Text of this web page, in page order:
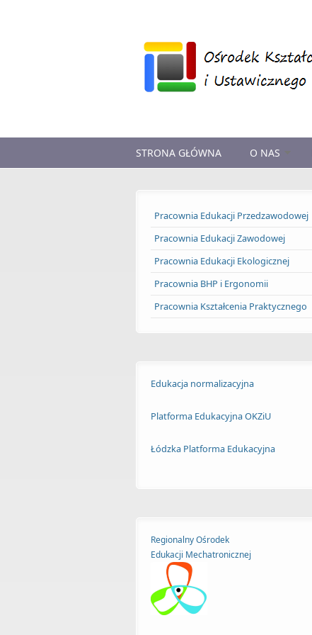
STRONA GŁÓWNA O NAS
Pracownia Edukacji Przedzawodowej
Pracownia Edukacji Zawodowej
Pracownia Edukacji Ekologicznej
Pracownia BHP i Ergonomii
Pracownia Kształcenia Praktycznego
Edukacja normalizacyjna
Platforma Edukacyjna OKZiU
Łódzka Platforma Edukacyjna
Regionalny Ośrodek
Edukacji Mechatronicznej